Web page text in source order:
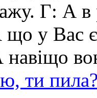
Г: А в
у Вас
навіщо
ти пила?